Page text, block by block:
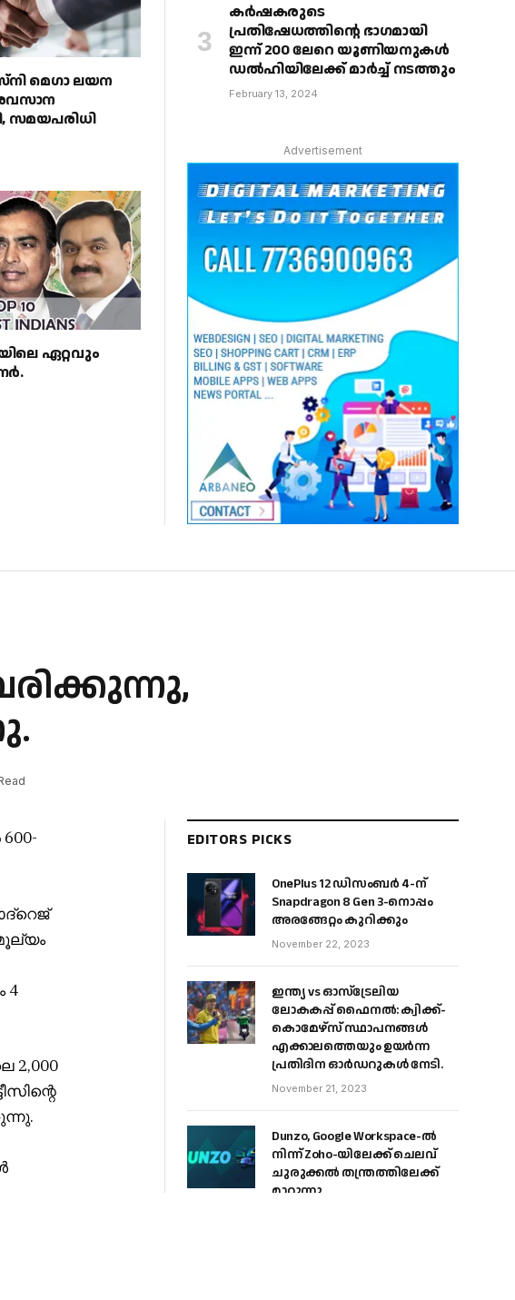
മെഗാ ലയന
സമയപരിധി
ഏറ്റവും
കർഷകരുടെ
പ്രതിഷേധത്തിൻ്റെ ഭാഗമായി
ഇന്ന് 200 ലേറെ യൂണിയനുകൾ
ഡൽഹിയിലേക്ക് മാർച്ച് നടത്തും
February 13, 2024
Advertisement
4
2,000
EDITORS PICKS
OnePlus 12 ഡിസംബർ 4-ന്
Snapdragon 8 Gen 3-നൊപ്പം
അരങ്ങേറ്റം കുറിക്കും
November 22, 2023
ഇന്ത്യ vs ഓസ്‌ട്രേലിയ
ലോകകപ്പ് ഫൈനൽ: ക്വിക്ക്-
കൊമേഴ്‌സ് സ്ഥാപനങ്ങൾ
എക്കാലത്തെയും ഉയർന്ന
പ്രതിദിന ഓർഡറുകൾ നേടി.
November 21, 2023
Dunzo, Google Workspace-ൽ
നിന്ന് Zoho-യിലേക്ക് ചെലവ്
ചുരുക്കൽ തന്ത്രത്തിലേക്ക്
മാറുന്നു